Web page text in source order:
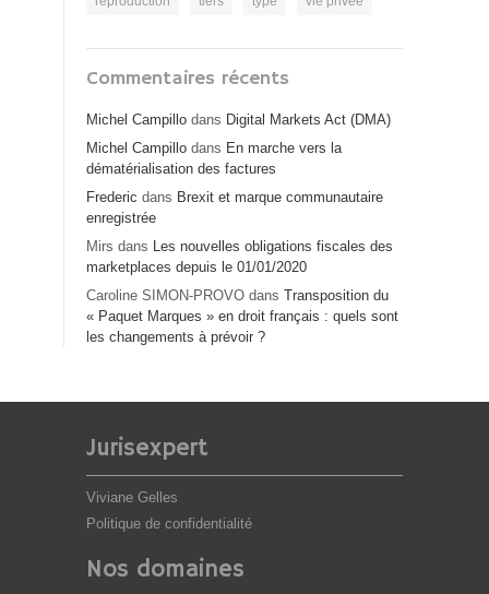
Commentaires récents
Michel Campillo dans Digital Markets Act (DMA)
Michel Campillo dans En marche vers la
dématérialisation des factures
Frederic dans Brexit et marque communautaire
enregistrée
Mirs dans Les nouvelles obligations fiscales des
marketplaces depuis le 01/01/2020
Caroline SIMON-PROVO dans Transposition du
« Paquet Marques » en droit français : quels sont
les changements à prévoir ?
Jurisexpert
Viviane Gelles
Politique de confidentialité
Nos domaines